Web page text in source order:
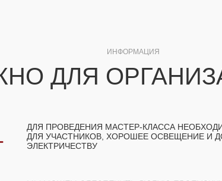
ДЛЯ
ИНФОРМАЦИЯ
ДЛЯ ПРОВЕДЕНИЯ МАСТЕР-КЛАССА
ДЛЯ УЧАСТНИКОВ, ХОРОШЕЕ ОСВЕЩЕНИЕ И
ЭЛЕКТРИЧЕСТВУ